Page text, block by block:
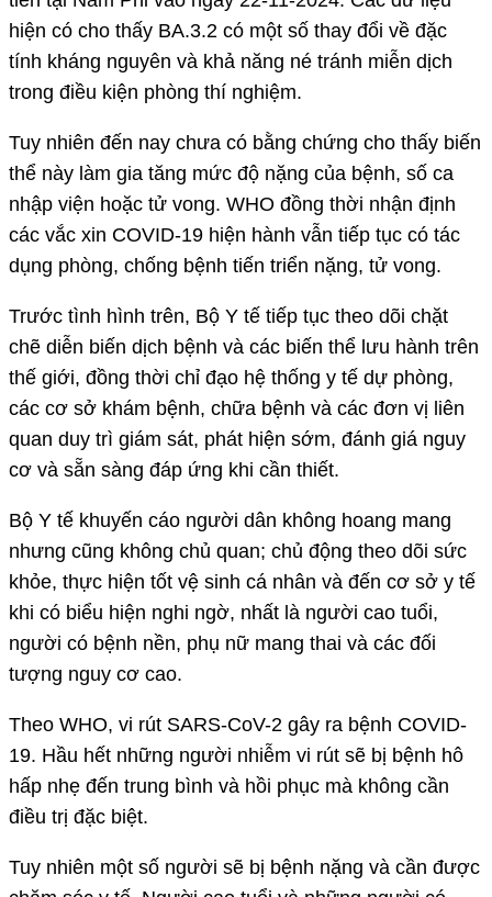
hiện có cho thấy BA.3.2 có một số thay đổi về đặc
tính kháng nguyên và khả năng né tránh miễn dịch
trong điều kiện phòng thí nghiệm.
Tuy nhiên đến nay chưa có bằng chứng cho thấy biến
thể này làm gia tăng mức độ nặng của bệnh, số ca
nhập viện hoặc tử vong. WHO đồng thời nhận định
các vắc xin COVID-19 hiện hành vẫn tiếp tục có tác
dụng phòng, chống bệnh tiến triển nặng, tử vong.
Trước tình hình trên, Bộ Y tế tiếp tục theo dõi chặt
chẽ diễn biến dịch bệnh và các biến thể lưu hành trên
thế giới, đồng thời chỉ đạo hệ thống y tế dự phòng,
các cơ sở khám bệnh, chữa bệnh và các đơn vị liên
quan duy trì giám sát, phát hiện sớm, đánh giá nguy
cơ và sẵn sàng đáp ứng khi cần thiết.
Bộ Y tế khuyến cáo người dân không hoang mang
nhưng cũng không chủ quan; chủ động theo dõi sức
khỏe, thực hiện tốt vệ sinh cá nhân và đến cơ sở y tế
khi có biểu hiện nghi ngờ, nhất là người cao tuổi,
người có bệnh nền, phụ nữ mang thai và các đối
tượng nguy cơ cao.
Theo WHO, vi rút SARS-CoV-2 gây ra bệnh COVID-
19. Hầu hết những người nhiễm vi rút sẽ bị bệnh hô
hấp nhẹ đến trung bình và hồi phục mà không cần
điều trị đặc biệt.
Tuy nhiên một số người sẽ bị bệnh nặng và cần được